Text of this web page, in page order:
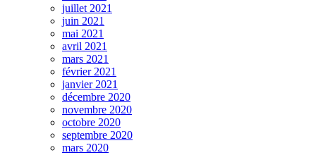
juillet 2021
juin 2021
mai 2021
avril 2021
mars 2021
février 2021
janvier 2021
décembre 2020
novembre 2020
octobre 2020
septembre 2020
mars 2020